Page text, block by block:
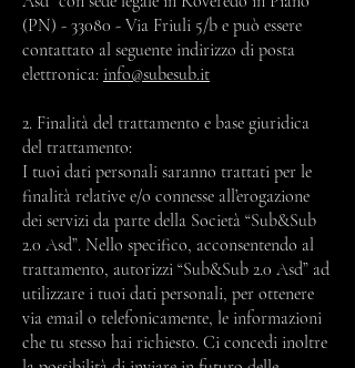
(PN) - 33080 - Via Friuli 5/b e può essere
contattato al seguente indirizzo di posta
elettronica: info@subesub.it
2. Finalità del trattamento e base giuridica
del trattamento:
I tuoi dati personali saranno trattati per le
finalità relative e/o connesse all’erogazione
dei servizi da parte della Società “Sub&Sub
2.0 Asd”. Nello specifico, acconsentendo al
trattamento, autorizzi “Sub&Sub 2.0 Asd” ad
utilizzare i tuoi dati personali, per ottenere
via email o telefonicamente, le informazioni
che tu stesso hai richiesto. Ci concedi inoltre